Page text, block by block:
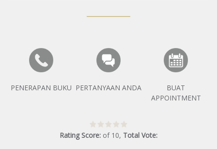
PENERAPAN BUKU PERTANYAAN ANDA
BUAT
APPOINTMENT
Rating Score: of 10, Total Vote: